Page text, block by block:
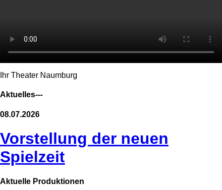
Ihr Theater Naumburg
Aktuelles---
08.07.2026
Vorstellung der neuen
Spielzeit
Aktuelle Produktionen